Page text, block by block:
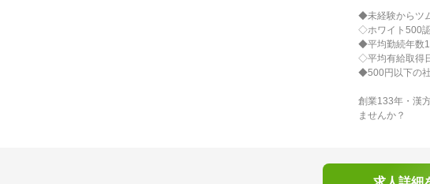
◆未経験からツ
◇ホワイト500
◆平均勤続年数
◇平均有給取得
◆500円以下の
創業133年・漢
ませんか？